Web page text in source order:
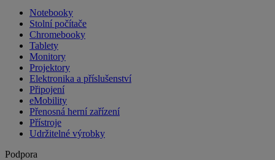
Notebooky
Stolní počítače
Chromebooky
Tablety
Monitory
Projektory
Elektronika a příslušenství
Připojení
eMobility
Přenosná herní zařízení
Přístroje
Udržitelné výrobky
Podpora